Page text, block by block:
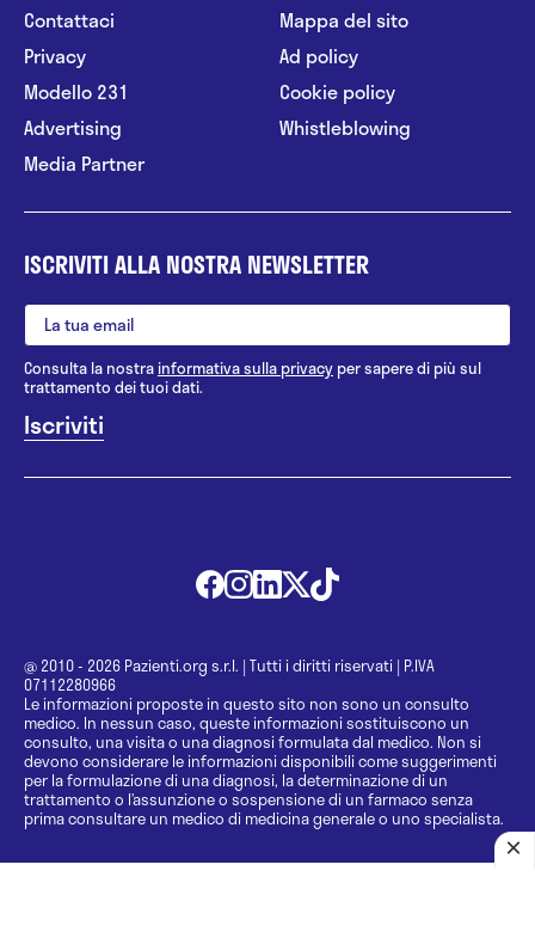
Contattaci
Privacy
Modello 231
Advertising
Media Partner
Mappa del sito
Ad policy
Cookie policy
Whistleblowing
ISCRIVITI ALLA NOSTRA NEWSLETTER
Consulta la nostrainformativa sulla privacy per sapere di più sul
trattamento dei tuoi dati.
@ 2010 - 2026 Pazienti.org s.r.l. | Tutti i diritti riservati | P.IVA
07112280966
Le informazioni proposte in questo sito non sono un consulto
medico. In nessun caso, queste informazioni sostituiscono un
consulto, una visita o una diagnosi formulata dal medico. Non si
devono considerare le informazioni disponibili come suggerimenti
per la formulazione di una diagnosi, la determinazione di un
trattamento o l’assunzione o sospensione di un farmaco senza
prima consultare un medico di medicina generale o uno specialista.